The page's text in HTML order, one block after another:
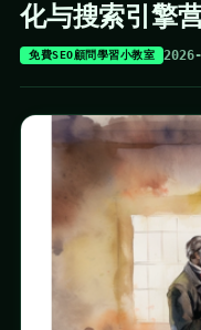
化与搜索引擎
免費SEO顧問學習小教室